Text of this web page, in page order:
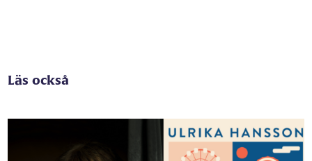
Läs också